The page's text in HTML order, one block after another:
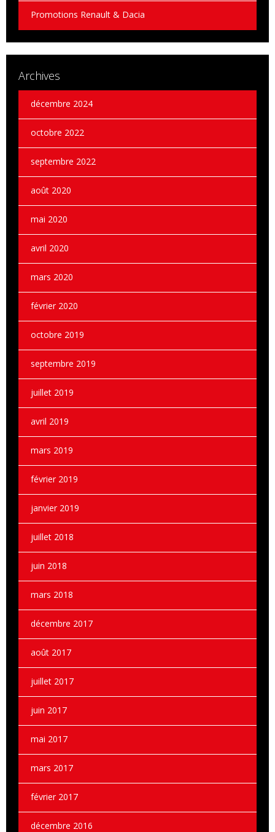
Promotions Renault & Dacia
Archives
décembre 2024
octobre 2022
septembre 2022
août 2020
mai 2020
avril 2020
mars 2020
février 2020
octobre 2019
septembre 2019
juillet 2019
avril 2019
mars 2019
février 2019
janvier 2019
juillet 2018
juin 2018
mars 2018
décembre 2017
août 2017
juillet 2017
juin 2017
mai 2017
mars 2017
février 2017
décembre 2016